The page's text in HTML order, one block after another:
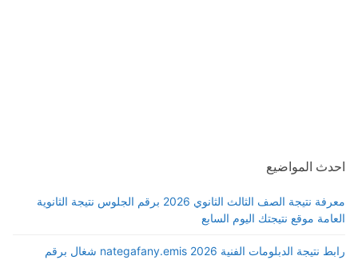
احدث المواضيع
معرفة نتيجة الصف الثالث الثانوي 2026 برقم الجلوس نتيجة الثانوية
العامة موقع نتيجتك اليوم السابع
رابط نتيجة الدبلومات الفنية 2026 nategafany.emis شغال برقم